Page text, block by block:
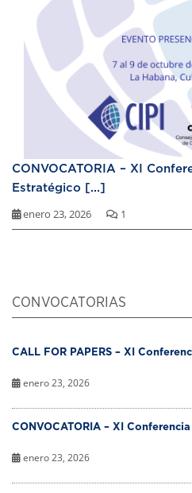
CONVOCATORIA – XI
Estratégico [...]
enero 23, 2026 1
CONVOCATORIAS
CALL FOR PAPERS – XI
enero 23, 2026
CONVOCATORIA – XI
enero 23, 2026